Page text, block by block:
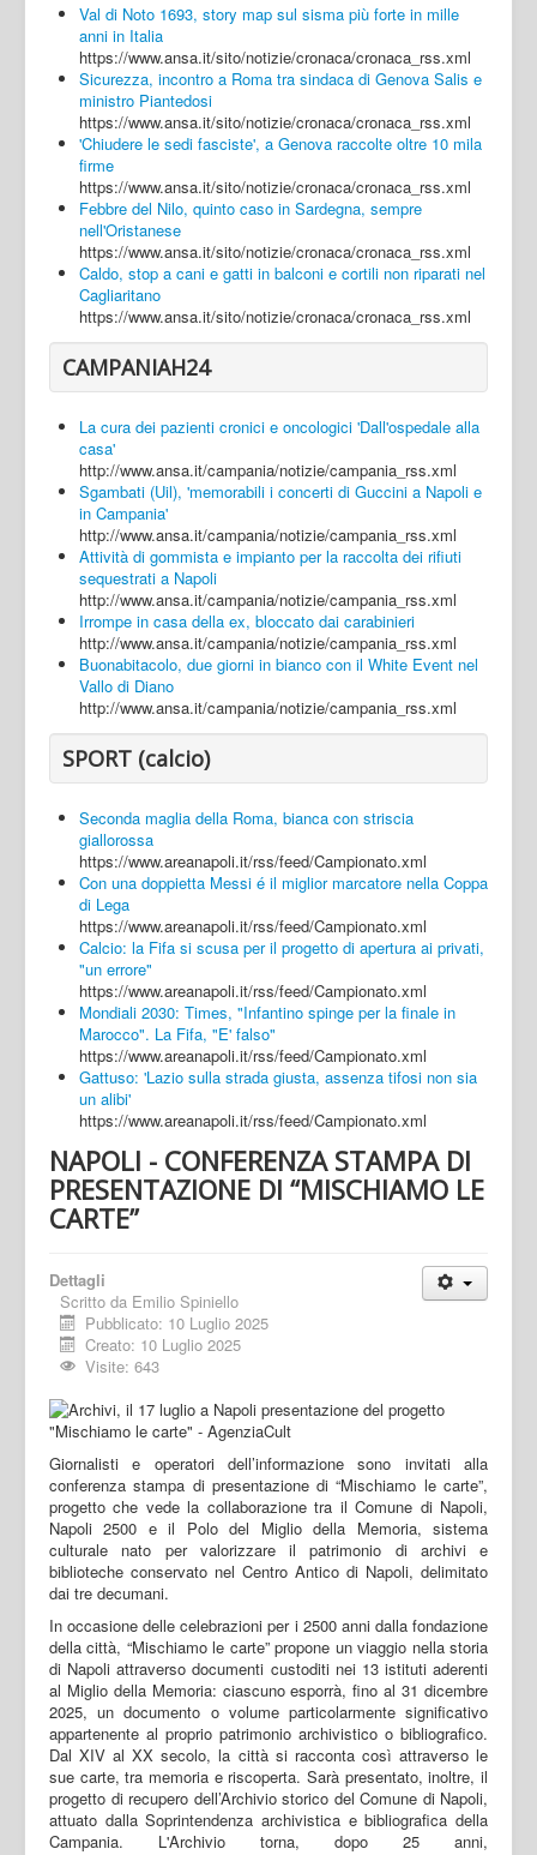
Napoli
Salerno
Login
Val di Noto 1693, story map sul sisma più forte in mille
anni in Italia
https://www.ansa.it/sito/notizie/cronaca/cronaca_rss.xml
Sicurezza, incontro a Roma tra sindaca di Genova Salis e
ministro Piantedosi
https://www.ansa.it/sito/notizie/cronaca/cronaca_rss.xml
'Chiudere le sedi fasciste', a Genova raccolte oltre 10 mila
firme
https://www.ansa.it/sito/notizie/cronaca/cronaca_rss.xml
Febbre del Nilo, quinto caso in Sardegna, sempre
nell'Oristanese
https://www.ansa.it/sito/notizie/cronaca/cronaca_rss.xml
Caldo, stop a cani e gatti in balconi e cortili non riparati nel
Cagliaritano
https://www.ansa.it/sito/notizie/cronaca/cronaca_rss.xml
CAMPANIAH24
La cura dei pazienti cronici e oncologici 'Dall'ospedale alla
casa'
http://www.ansa.it/campania/notizie/campania_rss.xml
Sgambati (Uil), 'memorabili i concerti di Guccini a Napoli e
in Campania'
http://www.ansa.it/campania/notizie/campania_rss.xml
Attività di gommista e impianto per la raccolta dei rifiuti
sequestrati a Napoli
http://www.ansa.it/campania/notizie/campania_rss.xml
Irrompe in casa della ex, bloccato dai carabinieri
http://www.ansa.it/campania/notizie/campania_rss.xml
Buonabitacolo, due giorni in bianco con il White Event nel
Vallo di Diano
http://www.ansa.it/campania/notizie/campania_rss.xml
SPORT (calcio)
Seconda maglia della Roma, bianca con striscia
giallorossa
https://www.areanapoli.it/rss/feed/Campionato.xml
Con una doppietta Messi é il miglior marcatore nella Coppa
di Lega
https://www.areanapoli.it/rss/feed/Campionato.xml
Calcio: la Fifa si scusa per il progetto di apertura ai privati,
"un errore"
https://www.areanapoli.it/rss/feed/Campionato.xml
Mondiali 2030: Times, "Infantino spinge per la finale in
Marocco". La Fifa, "E' falso"
https://www.areanapoli.it/rss/feed/Campionato.xml
Gattuso: 'Lazio sulla strada giusta, assenza tifosi non sia
un alibi'
https://www.areanapoli.it/rss/feed/Campionato.xml
NAPOLI - CONFERENZA STAMPA DI
PRESENTAZIONE DI “MISCHIAMO LE
CARTE”
Dettagli
Scritto da Emilio Spiniello
Pubblicato: 10 Luglio 2025
Creato: 10 Luglio 2025
Visite: 643
Giornalisti e operatori dell’informazione sono invitati alla
conferenza stampa di presentazione di “Mischiamo le carte”,
progetto che vede la collaborazione tra il Comune di Napoli,
Napoli 2500 e il Polo del Miglio della Memoria, sistema
culturale nato per valorizzare il patrimonio di archivi e
biblioteche conservato nel Centro Antico di Napoli, delimitato
dai tre decumani.
In occasione delle celebrazioni per i 2500 anni dalla fondazione
della città, “Mischiamo le carte” propone un viaggio nella storia
di Napoli attraverso documenti custoditi nei 13 istituti aderenti
al Miglio della Memoria: ciascuno esporrà, fino al 31 dicembre
2025, un documento o volume particolarmente significativo
appartenente al proprio patrimonio archivistico o bibliografico.
Dal XIV al XX secolo, la città si racconta così attraverso le
sue carte, tra memoria e riscoperta. Sarà presentato, inoltre, il
progetto di recupero dell’Archivio storico del Comune di Napoli,
attuato dalla Soprintendenza archivistica e bibliografica della
Campania. L'Archivio torna, dopo 25 anni,